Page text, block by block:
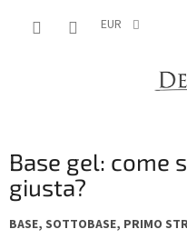
EUR
Base gel: come
giusta?
BASE, SOTTOBASE, PRIMO